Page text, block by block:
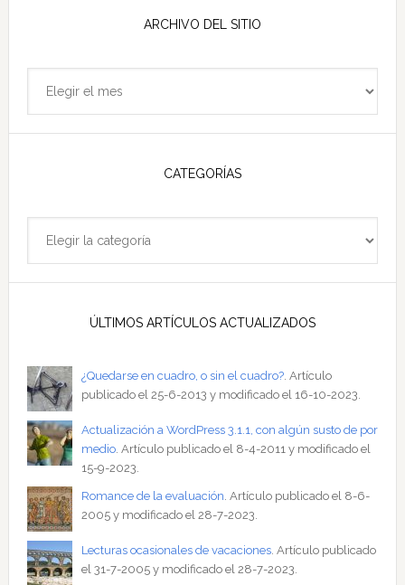
ARCHIVO DEL SITIO
CATEGORÍAS
ÚLTIMOS ARTÍCULOS ACTUALIZADOS
¿Quedarse en cuadro, o sin el cuadro?. Artículo
publicado el 25-6-2013 y modificado el 16-10-2023.
Actualización a WordPress 3.1.1, con algún susto de por
medio. Artículo publicado el 8-4-2011 y modificado el
15-9-2023.
Romance de la evaluación . Artículo publicado el 8-6-
2005 y modificado el 28-7-2023.
Lecturas ocasionales de vacaciones. Artículo publicado
el 31-7-2005 y modificado el 28-7-2023.